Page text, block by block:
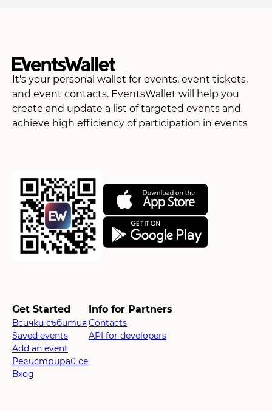
It's your personal wallet for events, event tickets,
and event contacts. EventsWallet will help you
create and update a list of targeted events and
achieve high efficiency of participation in events
Get Started
Всички събития
Saved events
Add an event
Регистрирай се
Вход
Info for Partners
Contacts
API for developers